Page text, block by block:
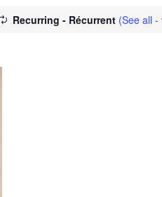
Recurring - Récurrent (See all -